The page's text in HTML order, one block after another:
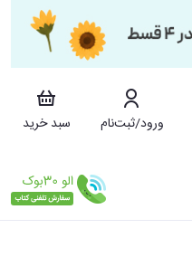
ورود/ثبت‌نام
سبد خرید